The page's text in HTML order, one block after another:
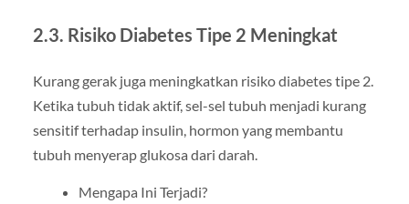
2.3. Risiko Diabetes Tipe 2 Meningkat
Kurang gerak juga meningkatkan risiko diabetes tipe 2.
Ketika tubuh tidak aktif, sel-sel tubuh menjadi kurang
sensitif terhadap insulin, hormon yang membantu
tubuh menyerap glukosa dari darah.
Mengapa Ini Terjadi?